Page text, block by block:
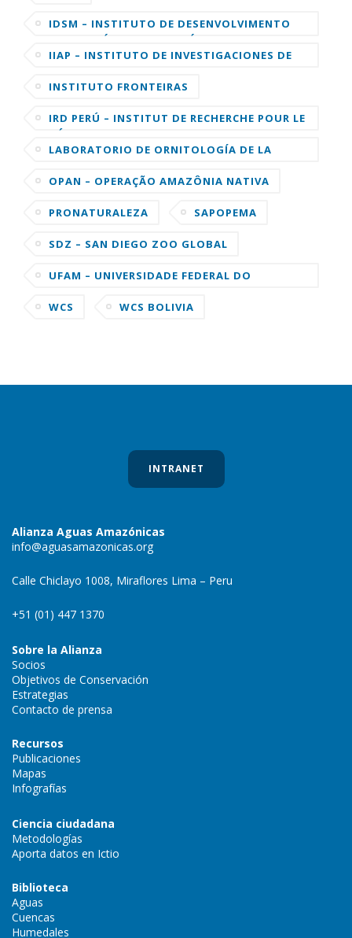
IDSM – INSTITUTO DE DESENVOLVIMENTO
SUSTENTÁVEL MAMIRAUÁ
IIAP – INSTITUTO DE INVESTIGACIONES DE
INSTITUTO FRONTEIRAS
IRD PERÚ – INSTITUT DE RECHERCHE POUR LE
DÉVELOPPEMENT
LABORATORIO DE ORNITOLOGÍA DE LA
OPAN – OPERAÇÃO AMAZÔNIA NATIVA
PRONATURALEZA SAPOPEMA
SDZ – SAN DIEGO ZOO GLOBAL
UFAM – UNIVERSIDADE FEDERAL DO
WCS
WCS BOLIVIA
INTRANET
Alianza Aguas Amazónicas
info@aguasamazonicas.org
Calle Chiclayo 1008, Miraflores Lima – Peru
+51 (01) 447 1370
Sobre la Alianza
Socios
Objetivos de Conservación
Estrategias
Contacto de prensa
Recursos
Publicaciones
Mapas
Infografías
Ciencia ciudadana
Metodologías
Aporta datos en Ictio
Biblioteca
Aguas
Cuencas
Humedales